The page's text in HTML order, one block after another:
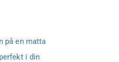
på en matta
i din